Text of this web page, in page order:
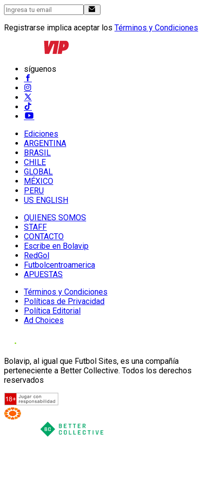
Registrarse implica aceptar los Términos y Condiciones
síguenos
Ediciones
ARGENTINA
BRASIL
CHILE
GLOBAL
MÉXICO
PERU
US ENGLISH
QUIENES SOMOS
STAFF
CONTACTO
Escribe en Bolavip
RedGol
Futbolcentroamerica
APUESTAS
Términos y Condiciones
Políticas de Privacidad
Política Editorial
Ad Choices
Bolavip, al igual que Futbol Sites, es una compañía
perteneciente a Better Collective. Todos los derechos
reservados